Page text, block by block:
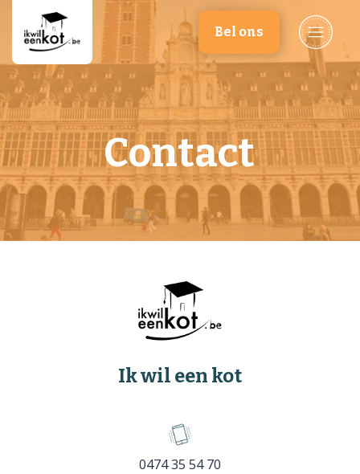
Overslaan en naar de inhoud gaan
Bel ons
Contact
Ik wil een kot
0474 35 54 70